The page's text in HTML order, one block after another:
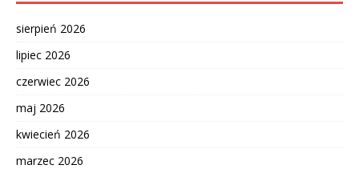
sierpień 2026
lipiec 2026
czerwiec 2026
maj 2026
kwiecień 2026
marzec 2026